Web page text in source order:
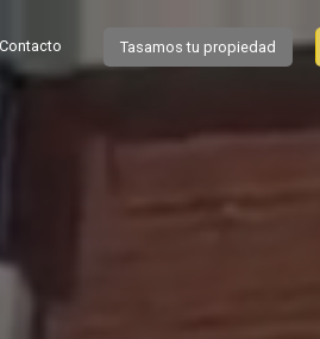
Contacto Tasamos tu propiedad